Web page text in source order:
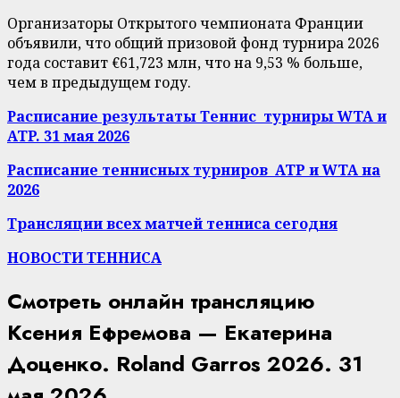
Организаторы Открытого чемпионата Франции
объявили, что общий призовой фонд турнира 2026
года составит €61,723 млн, что на 9,53 % больше,
чем в предыдущем году.
Расписание результаты Теннис турниры WTA и
ATP. 31 мая 2026
Расписание теннисных турниров ATP и WTA на
2026
Трансляции всех матчей тенниса сегодня
НОВОСТИ ТЕННИСА
Смотреть онлайн трансляцию
Ксения Ефремова — Екатерина
Доценко. Roland Garros 2026. 31